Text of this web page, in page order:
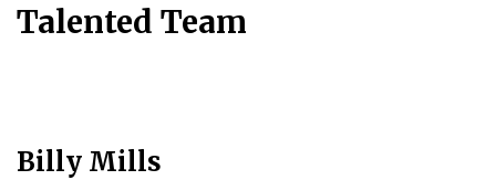
Talented Team
Billy Mills